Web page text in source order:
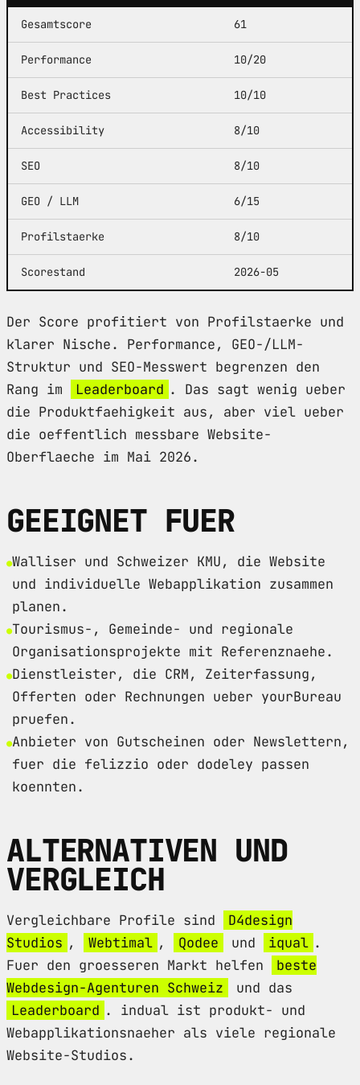
Gesamtscore 61
Performance 10/20
Best Practices 10/10
Accessibility 8/10
SEO 8/10
GEO / LLM 6/15
Profilstaerke 8/10
Scorestand 2026-05
Der Score profitiert von Profilstaerke und
klarer Nische. Performance, GEO-/LLM-
Struktur und SEO-Messwert begrenzen den
Rang im
Leaderboard . Das sagt wenig ueber
die Produktfaehigkeit aus, aber viel ueber
die oeffentlich messbare Website-
Oberflaeche im Mai 2026.
GEEIGNET FUER
Walliser und Schweizer KMU, die Website
und individuelle Webapplikation zusammen
planen.
Tourismus-, Gemeinde- und regionale
Organisationsprojekte mit Referenznaehe.
Dienstleister, die CRM, Zeiterfassung,
Offerten oder Rechnungen ueber yourBureau
pruefen.
Anbieter von Gutscheinen oder Newslettern,
fuer die felizzio oder dodeley passen
koennten.
ALTERNATIVEN UND
VERGLEICH
Vergleichbare Profile sind
D4design
Studios , Webtimal , Qodee und iqual .
Fuer den groesseren Markt helfen
beste
Webdesign-Agenturen Schweiz
und das
Leaderboard . indual ist produkt- und
Webapplikationsnaeher als viele regionale
Website-Studios.